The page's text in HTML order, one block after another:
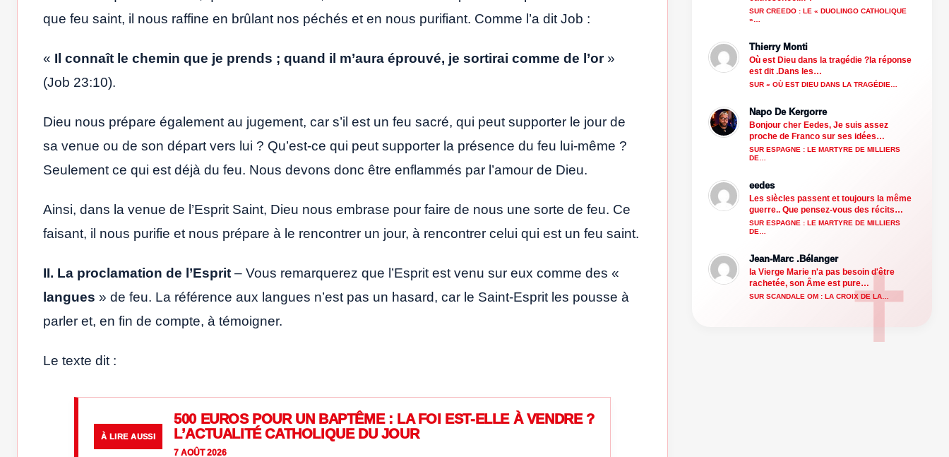
que feu saint, il nous raffine en brûlant nos péchés et en nous purifiant. Comme l’a dit Job :
« Il connaît le chemin que je prends ; quand il m’aura éprouvé, je sortirai comme de l’or»
(Job 23:10).
Dieu nous prépare également au jugement, car s’il est un feu sacré, qui peut supporter le jour de
sa venue ou de son départ vers lui ? Qu’est-ce qui peut supporter la présence du feu lui-même ?
Seulement ce qui est déjà du feu. Nous devons donc être enflammés par l’amour de Dieu.
Ainsi, dans la venue de l’Esprit Saint, Dieu nous embrase pour faire de nous une sorte de feu. Ce
faisant, il nous purifie et nous prépare à le rencontrer un jour, à rencontrer celui qui est un feu saint.
II. La proclamation de l’Esprit – Vous remarquerez que l’Esprit est venu sur eux comme des «
langues » de feu. La référence aux langues n’est pas un hasard, car le Saint-Esprit les pousse à
parler et, en fin de compte, à témoigner.
Le texte dit :
À LIRE AUSSI
500 EUROS POUR UN BAPTÊME : LA FOI EST-ELLE À VENDRE ?
L’ACTUALITÉ CATHOLIQUE DU JOUR
7 AOÛT 2026
SUR CREEDO : LE « DUOLINGO CATHOLIQUE
»…
Thierry Monti
Où est Dieu dans la tragédie ?la réponse
est dit .Dans les…
SUR « OÙ EST DIEU DANS LA TRAGÉDIE…
Napo De Kergorre
Bonjour cher Eedes, Je suis assez
proche de Franco sur ses idées…
SUR ESPAGNE : LE MARTYRE DE MILLIERS
DE…
eedes
Les siècles passent et toujours la même
guerre.. Que pensez-vous des récits…
SUR ESPAGNE : LE MARTYRE DE MILLIERS
DE…
Jean-Marc .Bélanger
la Vierge Marie n'a pas besoin d'être
rachetée, son Âme est pure…
SUR SCANDALE OM : LA CROIX DE LA…